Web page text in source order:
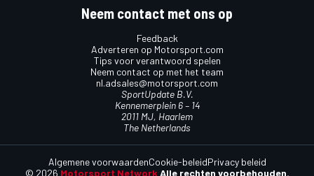
Neem contact met ons op
Feedback
Adverteren op Motorsport.com
Tips voor verantwoord spelen
Neem contact op met het team
nl.adsales@motorsport.com
SportUpdate B.V.
Kennemerplein 6 – 14
2011 MJ, Haarlem
The Netherlands
© 2026 Motorsport Network Alle rechten voorbehouden.
Algemene voorwaardenCookie-beleidPrivacy beleid